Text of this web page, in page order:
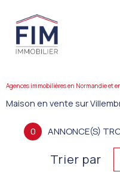
Agences immobilières en Normandie et
Maison en vente sur
0 ANNONCE(S)
Trier par